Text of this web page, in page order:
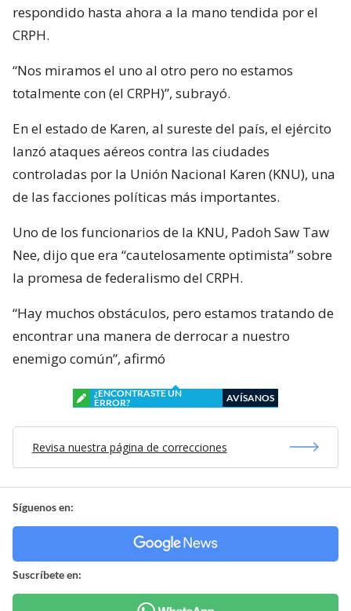
respondido hasta ahora a la mano tendida por el
CRPH.
“Nos miramos el uno al otro pero no estamos
totalmente con (el CRPH)”, subrayó.
En el estado de Karen, al sureste del país, el ejército
lanzó ataques aéreos contra las ciudades
controladas por la Unión Nacional Karen (KNU), una
de las facciones políticas más importantes.
Uno de los funcionarios de la KNU, Padoh Saw Taw
Nee, dijo que era “cautelosamente optimista” sobre
la promesa de federalismo del CRPH.
“Hay muchos obstáculos, pero estamos tratando de
encontrar una manera de derrocar a nuestro
enemigo común”, afirmó
¿ENCONTRASTE UN
ERROR?
AVÍSANOS
Revisa nuestra página de correcciones
Síguenos en:
Suscríbete en: